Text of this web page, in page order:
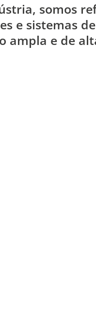
somos
e sistemas
ampla e de